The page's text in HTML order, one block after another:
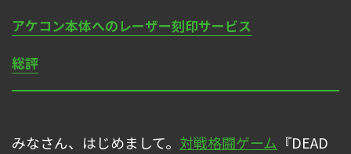
アケコン本体へのレーザー刻印サービス
総評
みなさん、はじめまして。 対戦格闘ゲーム 『DEAD